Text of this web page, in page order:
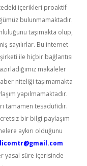
içerikleri proaktif
bulunmamaktadır.
taşımakta olup,
sayılırlar. Bu internet
ile hiçbir bağlantısı
makaleler
niteliği taşımamakta
yapılmamaktadır.
tamamen tesadüfidir.
bir bilgi paylaşım
aykırı olduğunu
yasal süre içerisinde